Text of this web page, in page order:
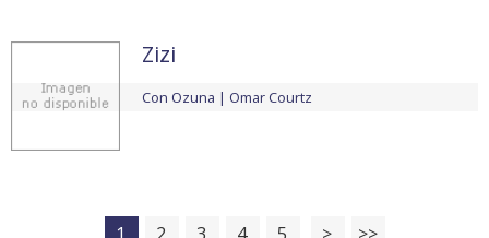
Zizi
Con Ozuna Omar Courtz